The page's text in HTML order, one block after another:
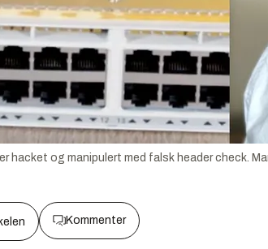
hacket og manipulert med falsk header check.
Kommenter